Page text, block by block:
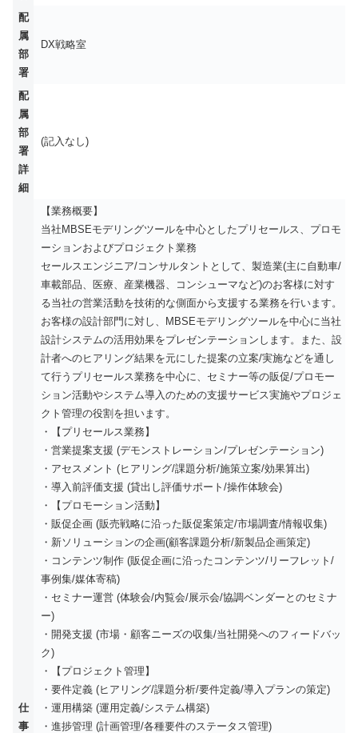
配
属
部
署
DX戦略室
配
属
部
署
詳
細
(記入なし)
仕
事
【業務概要】
当社MBSEモデリングツールを中心としたプリセールス、プロモ
ーションおよびプロジェクト業務
セールスエンジニア/コンサルタントとして、製造業(主に自動車/
車載部品、医療、産業機器、コンシューマなど)のお客様に対す
る当社の営業活動を技術的な側面から支援する業務を行います。
お客様の設計部門に対し、MBSEモデリングツールを中心に当社
設計システムの活用効果をプレゼンテーションします。また、設
計者へのヒアリング結果を元にした提案の立案/実施などを通し
て行うプリセールス業務を中心に、セミナー等の販促/プロモー
ション活動やシステム導入のための支援サービス実施やプロジェ
クト管理の役割を担います。
・【プリセールス業務】
・営業提案支援 (デモンストレーション/プレゼンテーション)
・アセスメント (ヒアリング/課題分析/施策立案/効果算出)
・導入前評価支援 (貸出し評価サポート/操作体験会)
・【プロモーション活動】
・販促企画 (販売戦略に沿った販促案策定/市場調査/情報収集)
・新ソリューションの企画(顧客課題分析/新製品企画策定)
・コンテンツ制作 (販促企画に沿ったコンテンツ/リーフレット/
事例集/媒体寄稿)
・セミナー運営 (体験会/内覧会/展示会/協調ベンダーとのセミナ
ー)
・開発支援 (市場・顧客ニーズの収集/当社開発へのフィードバッ
ク)
・【プロジェクト管理】
・要件定義 (ヒアリング/課題分析/要件定義/導入プランの策定)
・運用構築 (運用定義/システム構築)
・進捗管理 (計画管理/各種要件のステータス管理)